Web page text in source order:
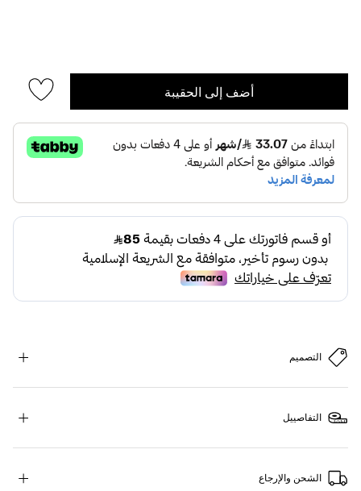
أضف إلى الحقيبة
التصميم
التفاصييل
الشحن والإرجاع